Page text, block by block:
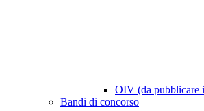
OIV (da pubblicare
Bandi di concorso